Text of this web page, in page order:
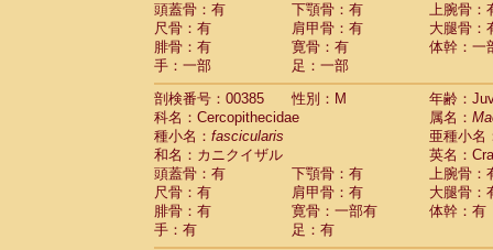
頭蓋骨：有
下顎骨：有
上腕骨：
尺骨：有
肩甲骨：有
大腿骨：
腓骨：有
寛骨：有
体幹：一
手：一部
足：一部
剖検番号：00385
性別：M
年齢：
科名：Cercopithecidae
属名：
種小名： fascicularis
亜種小名
和名：カニクイザル
英名：
頭蓋骨：有
下顎骨：有
上腕骨：
尺骨：有
肩甲骨：有
大腿骨：
腓骨：有
寛骨：一部有
体幹：有
手：有
足：有